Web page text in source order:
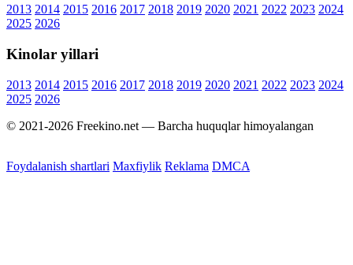
2013 2014 2015 2016 2017 2018 2019 2020 2021 2022 2023 2024
2025 2026
Kinolar yillari
2013 2014 2015 2016 2017 2018 2019 2020 2021 2022 2023 2024
2025 2026
© 2021-2026 Freekino.net — Barcha huquqlar himoyalangan
Foydalanish shartlari Maxfiylik Reklama DMCA